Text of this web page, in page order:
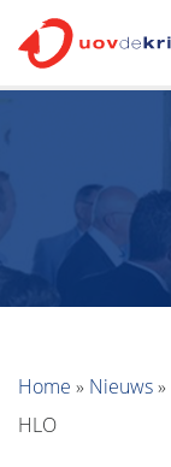
Home » Nieuws»
HLO